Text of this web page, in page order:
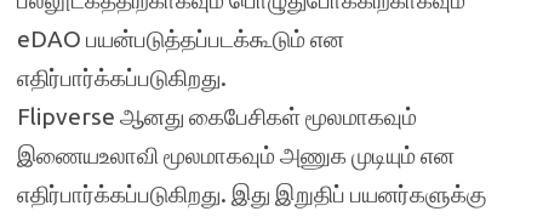
eDAO பயன்படுத்தப்படக்கூடும் என
எதிர்பார்க்கப்படுகிறது.
Flipverse ஆனது கைபேசிகள் மூலமாகவும்
இணையஉலாவி மூலமாகவும் அணுக முடியும் என
எதிர்பார்க்கப்படுகிறது. இது இறுதிப் பயனர்களுக்கு